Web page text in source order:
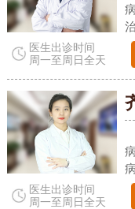
医生出诊时间
周一至周日全天
医生出诊时间
周一至周日全天